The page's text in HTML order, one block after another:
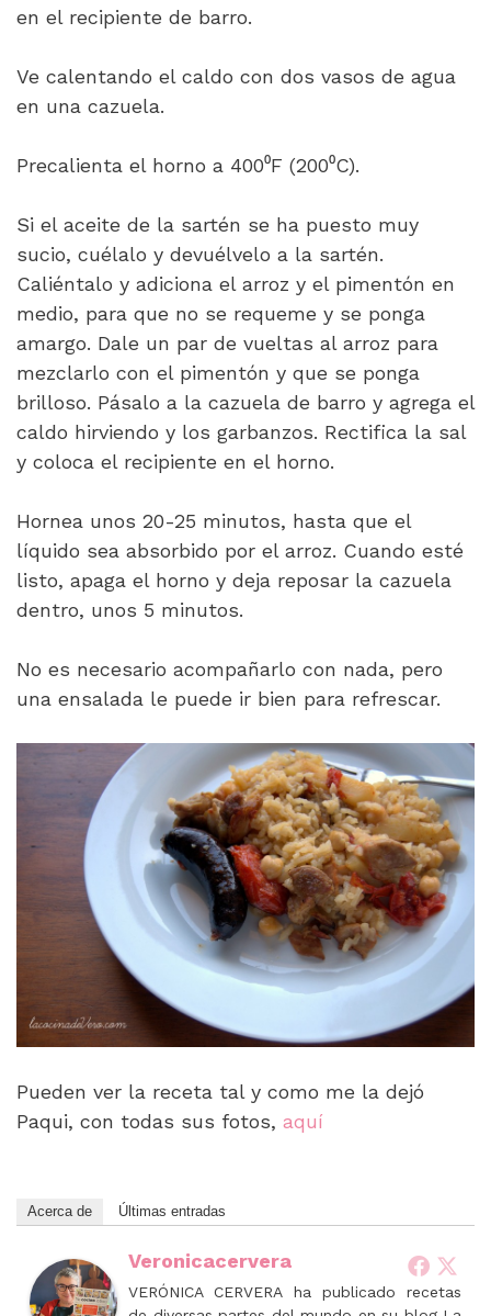
en el recipiente de barro.
Ve calentando el caldo con dos vasos de agua
en una cazuela.
Precalienta el horno a 400⁰F (200⁰C).
Si el aceite de la sartén se ha puesto muy
sucio, cuélalo y devuélvelo a la sartén.
Caliéntalo y adiciona el arroz y el pimentón en
medio, para que no se requeme y se ponga
amargo. Dale un par de vueltas al arroz para
mezclarlo con el pimentón y que se ponga
brilloso. Pásalo a la cazuela de barro y agrega el
caldo hirviendo y los garbanzos. Rectifica la sal
y coloca el recipiente en el horno.
Hornea unos 20-25 minutos, hasta que el
líquido sea absorbido por el arroz. Cuando esté
listo, apaga el horno y deja reposar la cazuela
dentro, unos 5 minutos.
No es necesario acompañarlo con nada, pero
una ensalada le puede ir bien para refrescar.
Pueden ver la receta tal y como me la dejó
Paqui, con todas sus fotos, aquí
Acerca de Últimas entradas
Veronicacervera
VERÓNICA CERVERA ha publicado recetas